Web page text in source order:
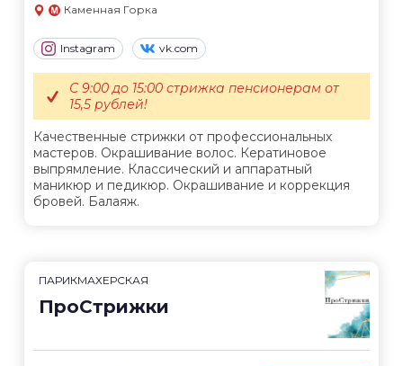
Каменная Горка
Instagram vk.com
Качественные стрижки от профессиональных
мастеров. Окрашивание волос. Кератиновое
выпрямление. Классический и аппаратный
маникюр и педикюр. Окрашивание и коррекция
бровей. Балаяж.
С 9:00 до 15:00 стрижка пенсионерам от
15,5 рублей!
ПАРИКМАХЕРСКАЯ
ПроСтрижки